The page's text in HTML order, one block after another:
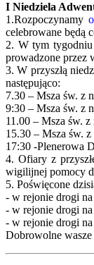
I Niedziela
1.Rozpoczynamy
celebrowane będą
2. W tym
prowadzone przez
3. W przyszłą
następująco:
7.30 – Msza św. z
9:30 – Msza św. z
11.00 – Msza św.
15.30 – Msza św.
17:30 -Plenerowa
4. Ofiary z
wigilijnej pomocy
5. Poświęcone
- w rejonie drogi
- w rejonie drogi
- w rejonie drogi
Dobrowolne